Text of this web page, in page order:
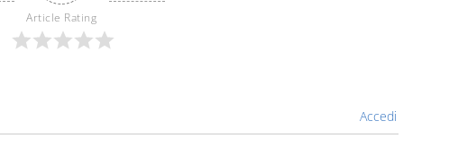
Article Rating
Accedi